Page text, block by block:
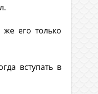
его только
вступать в